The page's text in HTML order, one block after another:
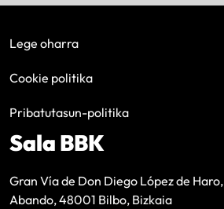
Lege oharra
Cookie politika
Pribatutasun-politika
Sala BBK
Gran Vía de Don Diego López de Haro,
Abando, 48001 Bilbo, Bizkaia